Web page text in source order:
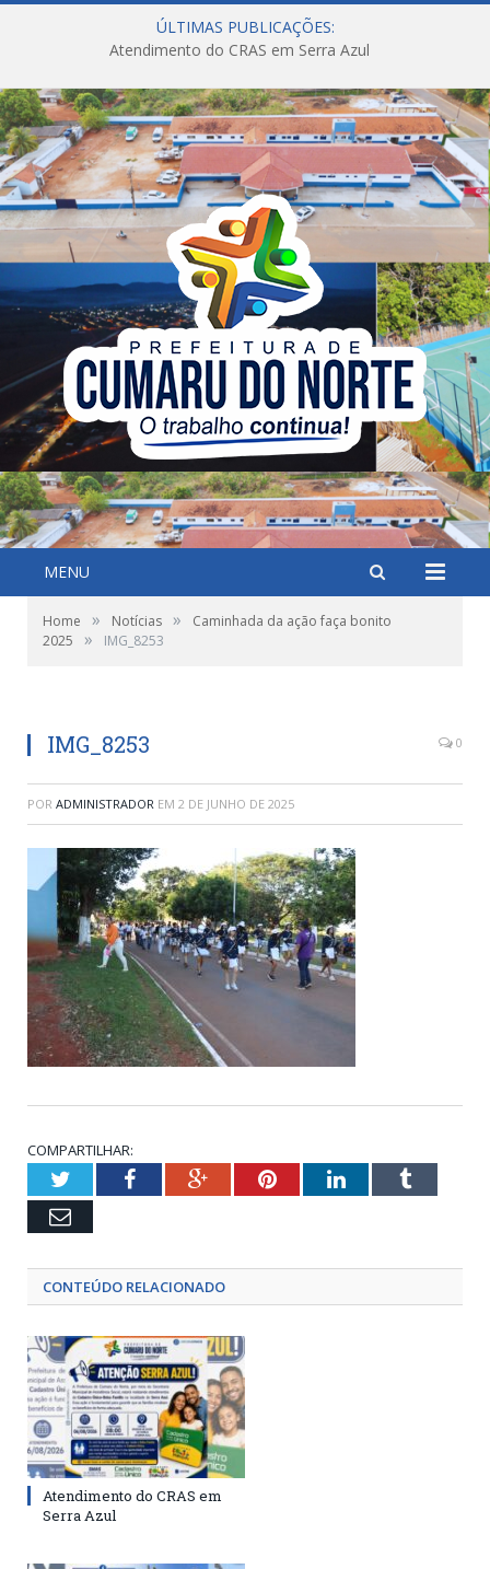
ÚLTIMAS PUBLICAÇÕES:
Atendimento do CRAS em Serra Azul
MENU
Home » Notícias »
Caminhada da ação faça bonito
2025
» IMG_8253
IMG_8253 0
POR ADMINISTRADOR EM 2 DE JUNHO DE 2025
COMPARTILHAR:
TwitterFacebookGoogle+PinterestLinkedInTumblr
Email
CONTEÚDO RELACIONADO
Atendimento do CRAS em
Serra Azul